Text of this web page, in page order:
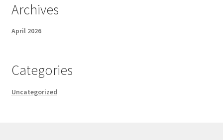
Archives
April 2026
Categories
Uncategorized